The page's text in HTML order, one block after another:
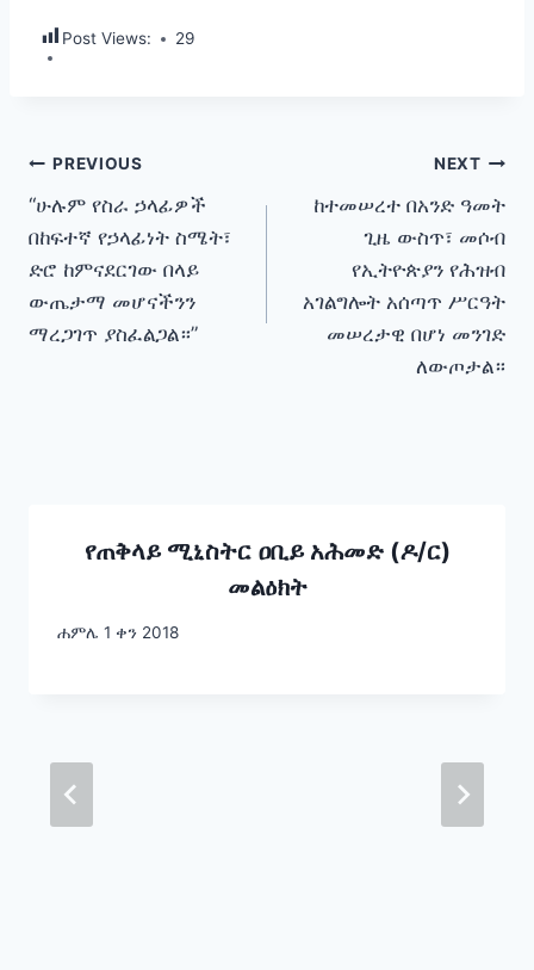
Post Views: 29
Post
navigation
PREVIOUS
“ሁሉም የስራ ኃላፊዎች
በከፍተኛ የኃላፊነት ስሜት፣
ድሮ ከምናደርገው በላይ
ውጤታማ መሆናችንን
ማረጋገጥ ያስፈልጋል።”
NEXT
ከተመሠረተ በአንድ ዓመት
ጊዜ ውስጥ፣ መሶብ
የኢትዮጵያን የሕዝብ
አገልግሎት አሰጣጥ ሥርዓት
መሠረታዊ በሆነ መንገድ
ለውጦታል።
የጠቅላይ ሚኒስትር ዐቢይ አሕመድ (ዶ/ር)
መልዕክት
ሐምሌ 1 ቀን 2018